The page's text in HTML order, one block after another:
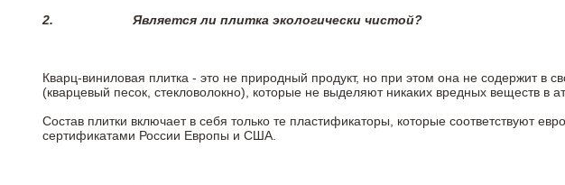
2. Является ли плитка экологически чистой?
Кварц-виниловая плитка - это не природный продукт, но при этом она не содержит
(кварцевый песок, стекловолокно), которые не выделяют никаких вредных веществ в
Состав плитки включает в себя только те пластификаторы, которые соответствуют
сертификатами России Европы и США.